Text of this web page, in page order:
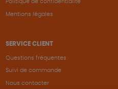
Politique de confidentialité
Mentions légales
SERVICE CLIENT
Questions fréquentes
Suivi de commande
Nous contacter